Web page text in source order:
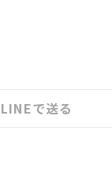
LINEで送る